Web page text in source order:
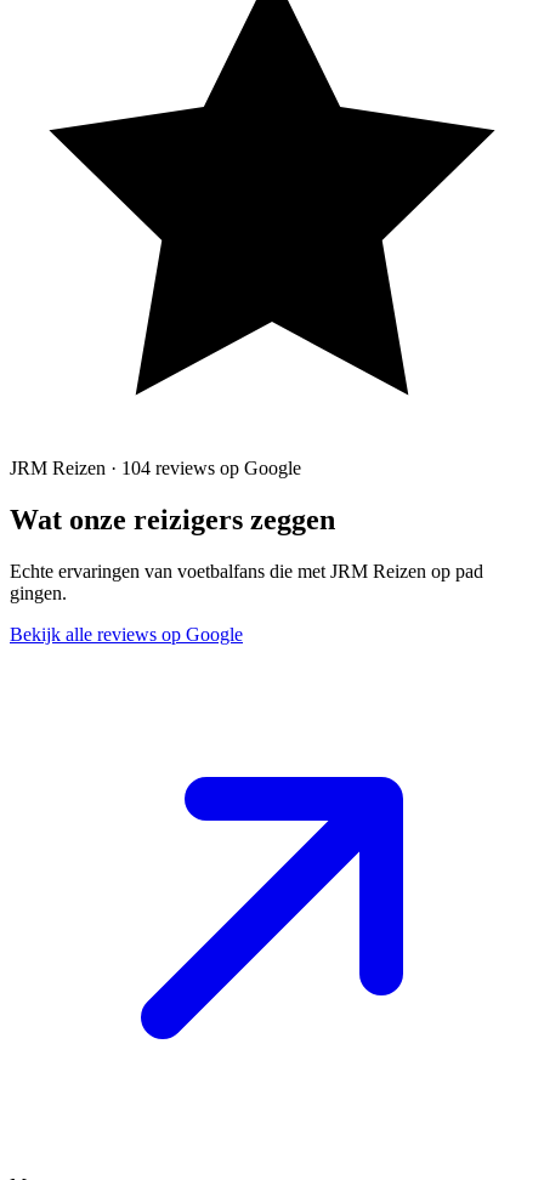
JRM Reizen · 104 reviews op Google
Wat onze reizigers zeggen
Echte ervaringen van voetbalfans die met JRM Reizen op pad
gingen.
Bekijk alle reviews op Google